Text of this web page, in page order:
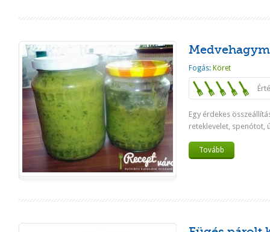
Fogás: Köret
Egy érdekes
reteklevelet, spenótot,
Tovább